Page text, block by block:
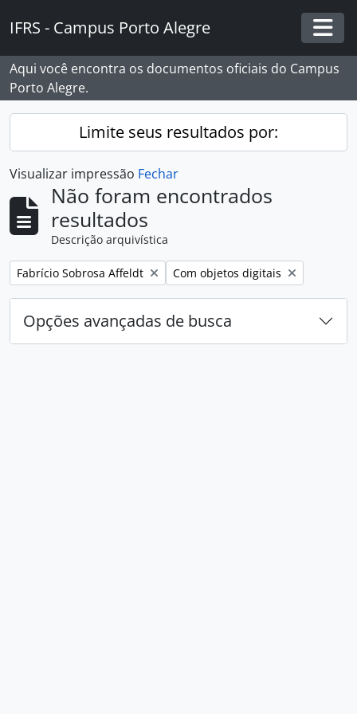
IFRS - Campus Porto Alegre
Aqui você encontra os documentos oficiais do Campus
Porto Alegre.
Limite seus resultados por:
Visualizar impressão Fechar
Não foram encontrados
resultados
Descrição arquivística
Remover filtro:
Fabrício Sobrosa Affeldt Remover filtro:
Com objetos digitais
Opções avançadas de busca